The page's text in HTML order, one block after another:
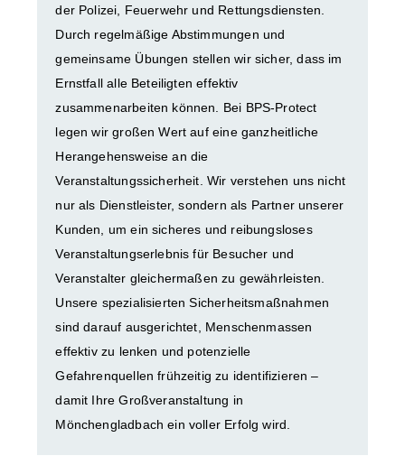
der Polizei, Feuerwehr und Rettungsdiensten.
Durch regelmäßige Abstimmungen und
gemeinsame Übungen stellen wir sicher, dass im
Ernstfall alle Beteiligten effektiv
zusammenarbeiten können. Bei BPS-Protect
legen wir großen Wert auf eine ganzheitliche
Herangehensweise an die
Veranstaltungssicherheit. Wir verstehen uns nicht
nur als Dienstleister, sondern als Partner unserer
Kunden, um ein sicheres und reibungsloses
Veranstaltungserlebnis für Besucher und
Veranstalter gleichermaßen zu gewährleisten.
Unsere spezialisierten Sicherheitsmaßnahmen
sind darauf ausgerichtet, Menschenmassen
effektiv zu lenken und potenzielle
Gefahrenquellen frühzeitig zu identifizieren –
damit Ihre Großveranstaltung in
Mönchengladbach ein voller Erfolg wird.